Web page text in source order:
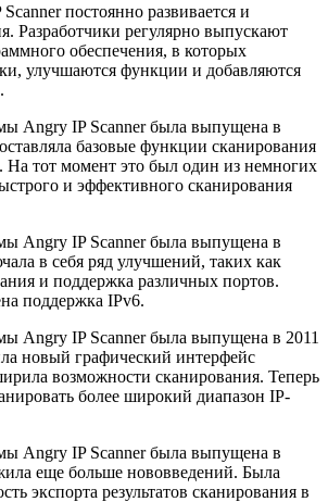
постоянно развивается и
Разработчики регулярно выпускают
обеспечения, в которых
улучшаются функции и добавляются
Angry IP Scanner была выпущена в
базовые функции сканирования
На тот момент это был один из немногих
и эффективного сканирования
Angry IP Scanner была выпущена в
в себя ряд улучшений, таких как
и поддержка различных портов.
поддержка IPv6.
Angry IP Scanner была выпущена в 2011
новый графический интерфейс
возможности сканирования. Теперь
более широкий диапазон IP-
Angry IP Scanner была выпущена в
еще больше нововведений. Была
экспорта результатов сканирования в